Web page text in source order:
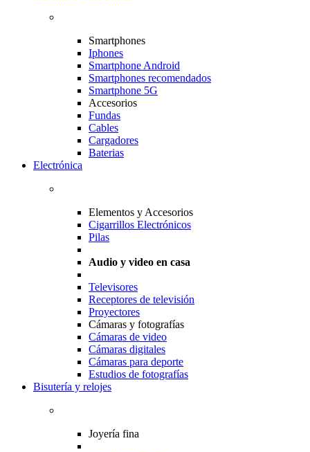
Smartphones
Iphones
Smartphone Android
Smartphones recomendados
Smartphone 5G
Accesorios
Fundas
Cables
Cargadores
Baterias
Electrónica
Elementos y Accesorios
Cigarrillos Electrónicos
Pilas
Audio y video en casa
Televisores
Receptores de televisión
Proyectores
Cámaras y fotografías
Cámaras de video
Cámaras digitales
Cámaras para deporte
Estudios de fotografías
Bisutería y relojes
Joyería fina